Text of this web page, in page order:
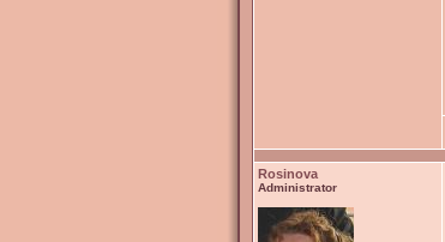
Rosinova
Administrator